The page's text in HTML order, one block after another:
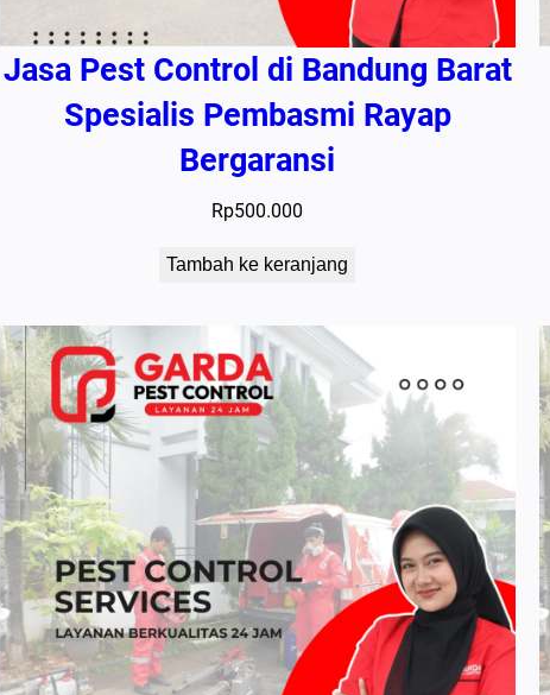
Jasa Pest Control di Bandung Barat
Spesialis Pembasmi Rayap
Bergaransi
Rp500.000
Tambah ke keranjang